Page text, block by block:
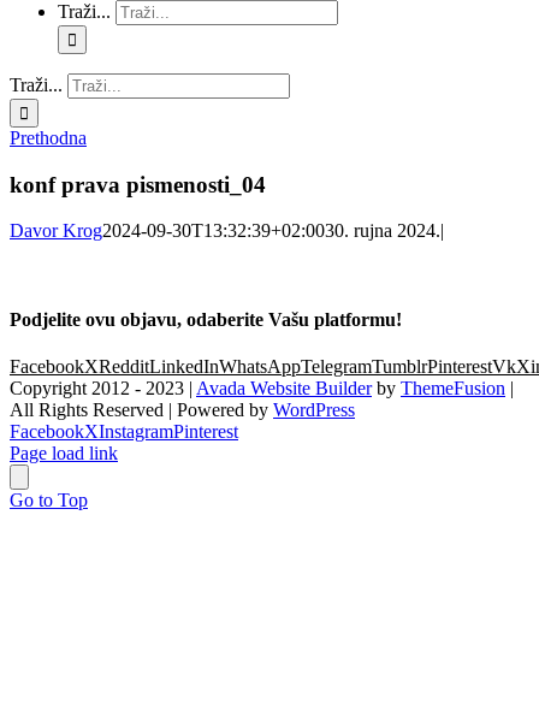
Traži...
Traži...
Prethodna
konf prava pismenosti_04
Davor Krog2024-09-30T13:32:39+02:0030. rujna 2024.|
Podjelite ovu objavu, odaberite Vašu platformu!
FacebookXRedditLinkedInWhatsAppTelegramTumblrPinterestVk
Copyright 2012 - 2023 | Avada Website Builderby ThemeFusion |
All Rights Reserved | Powered by WordPress
FacebookXInstagramPinterest
Page load link
Go to Top